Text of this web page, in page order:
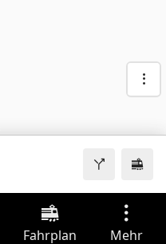
Fahrplan Mehr